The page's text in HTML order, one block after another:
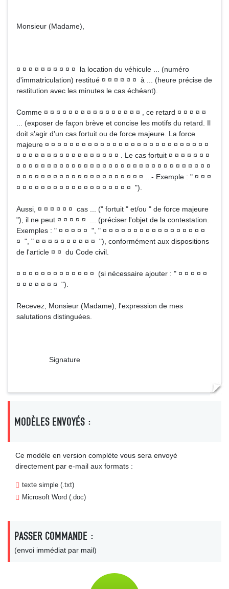
Monsieur (Madame),
¤ ¤ ¤ ¤ ¤ ¤ ¤ ¤ ¤ ¤ la location du véhicule ... (numéro
d'immatriculation) restitué ¤ ¤ ¤ ¤ ¤ ¤ à ... (heure précise de
restitution avec les minutes le cas échéant).
Comme ¤ ¤ ¤ ¤ ¤ ¤ ¤ ¤ ¤ ¤ ¤ ¤ ¤ ¤ ¤ ¤ , ce retard ¤ ¤ ¤ ¤ ¤
... (exposer de façon brève et concise les motifs du retard. Il
doit s'agir d'un cas fortuit ou de force majeure. La force
majeure ¤ ¤ ¤ ¤ ¤ ¤ ¤ ¤ ¤ ¤ ¤ ¤ ¤ ¤ ¤ ¤ ¤ ¤ ¤ ¤ ¤ ¤ ¤ ¤ ¤ ¤ ¤
¤ ¤ ¤ ¤ ¤ ¤ ¤ ¤ ¤ ¤ ¤ ¤ ¤ ¤ ¤ ¤ ¤ . Le cas fortuit ¤ ¤ ¤ ¤ ¤ ¤ ¤
¤ ¤ ¤ ¤ ¤ ¤ ¤ ¤ ¤ ¤ ¤ ¤ ¤ ¤ ¤ ¤ ¤ ¤ ¤ ¤ ¤ ¤ ¤ ¤ ¤ ¤ ¤ ¤ ¤ ¤ ¤ ¤
¤ ¤ ¤ ¤ ¤ ¤ ¤ ¤ ¤ ¤ ¤ ¤ ¤ ¤ ¤ ¤ ¤ ¤ ¤ ¤ ¤ ...- Exemple : " ¤ ¤ ¤
¤ ¤ ¤ ¤ ¤ ¤ ¤ ¤ ¤ ¤ ¤ ¤ ¤ ¤ ¤ ¤ ¤ ¤ ¤ ").
Aussi, ¤ ¤ ¤ ¤ ¤ ¤ cas ... (" fortuit " et/ou " de force majeure
"), il ne peut ¤ ¤ ¤ ¤ ¤ ... (préciser l'objet de la contestation.
Exemples : " ¤ ¤ ¤ ¤ ¤ ", " ¤ ¤ ¤ ¤ ¤ ¤ ¤ ¤ ¤ ¤ ¤ ¤ ¤ ¤ ¤ ¤ ¤
¤ ", " ¤ ¤ ¤ ¤ ¤ ¤ ¤ ¤ ¤ ¤ "), conformément aux dispositions
de l'article ¤ ¤ du Code civil.
¤ ¤ ¤ ¤ ¤ ¤ ¤ ¤ ¤ ¤ ¤ ¤ ¤ (si nécessaire ajouter : " ¤ ¤ ¤ ¤ ¤
¤ ¤ ¤ ¤ ¤ ¤ ¤ ").
Recevez, Monsieur (Madame), l'expression de mes
salutations distinguées.
Signature
MODÈLES ENVOYÉS :
Ce modèle en version complète vous sera envoyé
directement par e-mail aux formats :
texte simple (.txt)
Microsoft Word (.doc)
PASSER COMMANDE :
(envoi immédiat par mail)